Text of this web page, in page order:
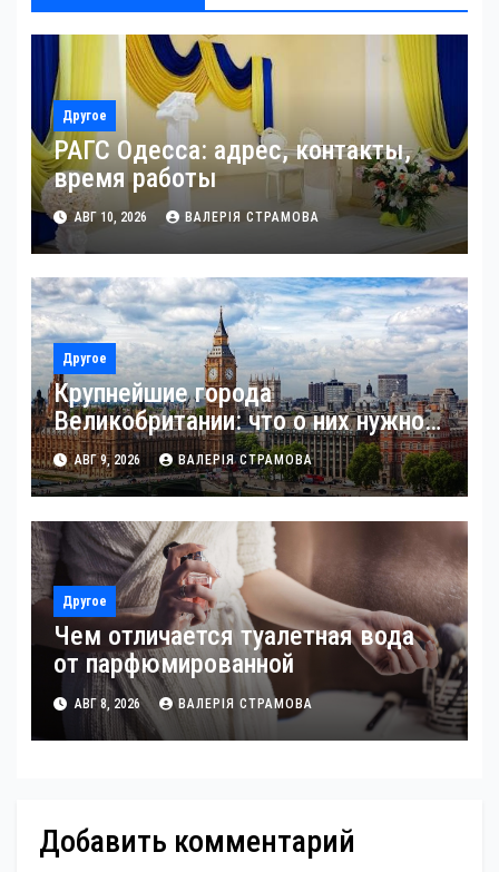
Другое
РАГС Одесса: адрес, контакты,
время работы
АВГ 10, 2026 ВАЛЕРІЯ СТРАМОВА
Другое
Крупнейшие города
Великобритании: что о них нужно
знать
АВГ 9, 2026 ВАЛЕРІЯ СТРАМОВА
Другое
Чем отличается туалетная вода
от парфюмированной
АВГ 8, 2026 ВАЛЕРІЯ СТРАМОВА
Добавить комментарий